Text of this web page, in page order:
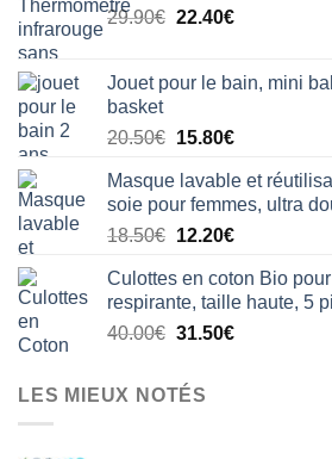
29.90€ Le
était :
22.40€Le
est :
Jouet pour le bain, mini
basket
20.50€ Le
initial
était :
20.50€.
15.80€Le
actuel
est :
15.80€.
Masque lavable et
soie pour femmes, ultra
18.50€ Le
initial
était :
18.50€.
12.20€Le
actuel
est :
12.20€.
Culottes en coton Bio
respirante, taille haute, 5
40.00€ Le
initial
était :
31.50€Le
LES MIEUX NOTÉS